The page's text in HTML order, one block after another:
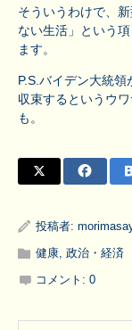
そういうわけで、
ない生活」という
ます。
P.S.バイデン大統
収束するというウ
も。
投稿者:
健康 政治・経済
コメント: 0